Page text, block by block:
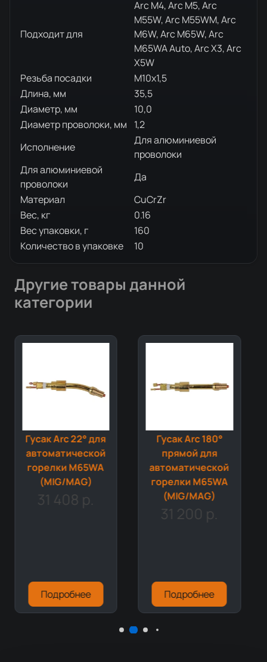
Подходит для
Arc M4, Arc M5, Arc
M55W, Arc M55WM, Arc
M6W, Arc M65W, Arc
M65WA Auto, Arc X3, Arc
X5W
Резьба посадки
M10x1,5
Длина, мм
35,5
Диаметр, мм
10,0
Диаметр проволоки, мм
1,2
Исполнение
Для алюминиевой
проволоки
Для алюминиевой
проволоки
Да
Материал
CuCrZr
Вес, кг
0.16
Вес упаковки, г
160
Количество в упаковке
10
Другие товары данной
категории
Гусак Arc 180°
прямой для
автоматической
горелки M65WA
(MIG/MAG)
Подробнее
Гусак Arc 22° для
полуавтоматической
горелки M6W
(MIG/MAG)
17 540 р.
Подробнее